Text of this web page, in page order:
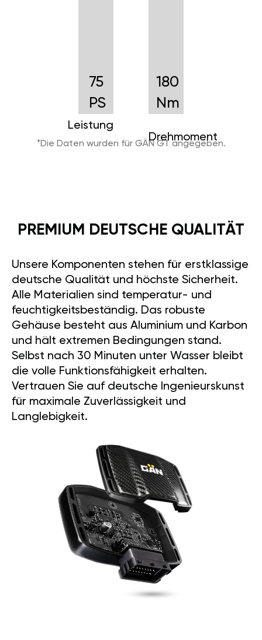
75
PS
Leistung
180
Nm
Drehmoment
*Die Daten wurden für GÄN GT angegeben.
PREMIUM DEUTSCHE QUALITÄT
Unsere Komponenten stehen für erstklassige
deutsche Qualität und höchste Sicherheit.
Alle Materialien sind temperatur- und
feuchtigkeitsbeständig. Das robuste
Gehäuse besteht aus Aluminium und Karbon
und hält extremen Bedingungen stand.
Selbst nach 30 Minuten unter Wasser bleibt
die volle Funktionsfähigkeit erhalten.
Vertrauen Sie auf deutsche Ingenieurskunst
für maximale Zuverlässigkeit und
Langlebigkeit.